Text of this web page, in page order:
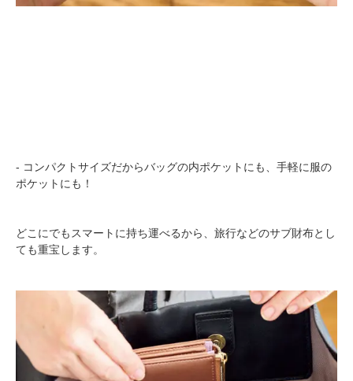
- コンパクトサイズだからバッグの内ポケットにも、手軽に服の
ポケットにも！
どこにでもスマートに持ち運べるから、旅行などのサブ財布とし
ても重宝します。